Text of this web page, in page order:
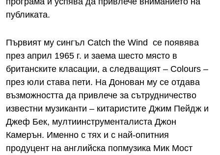
публиката.
Първият му сингъл Catch the Wind се появява
през април 1965 г. и заема шесто място в
британските класации, а следващият – Colours –
през юли става пети. На Донован му се отдава
възможността да привлече за сътрудничество
известни музиканти – китаристите Джим Пейдж и
Джеф Бек, мултиинструменталиста Джон
Камерън. Именно с тях и с най-опитния
продуцент на английска попмузика Мик Мост